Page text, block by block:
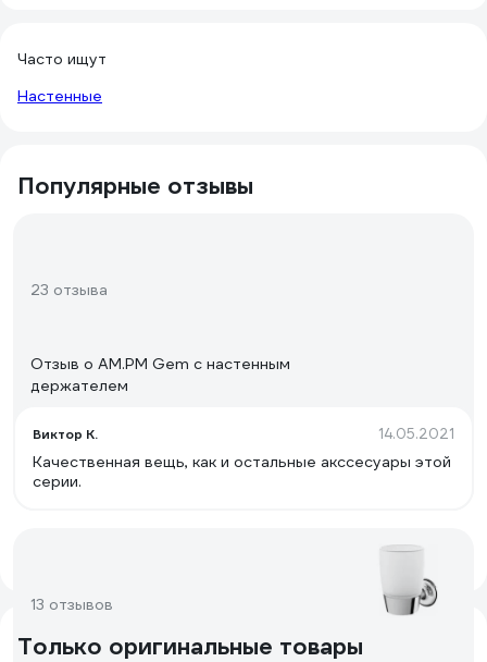
Часто ищут
Настенные
Популярные отзывы
23 отзыва
Отзыв о AM.PM Gem с настенным
держателем
Виктор К. 14.05.2021
Качественная вещь, как и остальные акссесуары этой
серии.
13 отзывов
Только оригинальные товары